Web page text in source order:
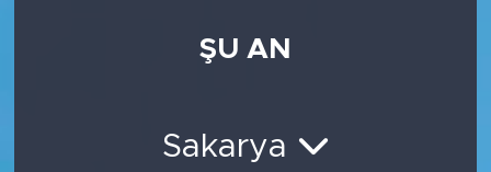
ŞU AN
Sakarya
Son Dakika Haberleri